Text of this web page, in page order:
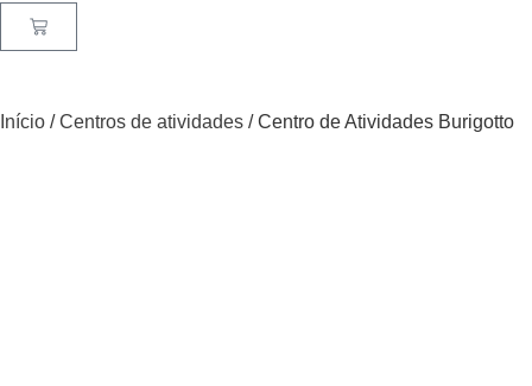
Início /Centros de atividades / Centro de Atividades Burigotto